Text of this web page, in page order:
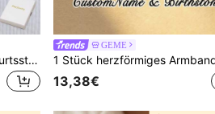
1 Stück personalisiertes Geburtsstein-Namensarmband, individuell gestaltbares Familien-Geburtsstein-Armband, Geschenk für Mutter, Geburtstagsgeschenk für sie
GEME
13,38€